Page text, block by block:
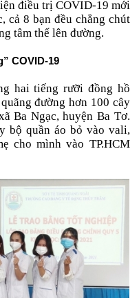
điều trị COVID-19 mới
cả 8 bạn đều chẳng chút
tâm thế lên đường.
COVID-19
hai tiếng rưỡi đồng hồ
đường hơn 100 cây
Ba Ngạc, huyện Ba Tơ.
bộ quần áo bỏ vào vali,
cho mình vào TP.HCM